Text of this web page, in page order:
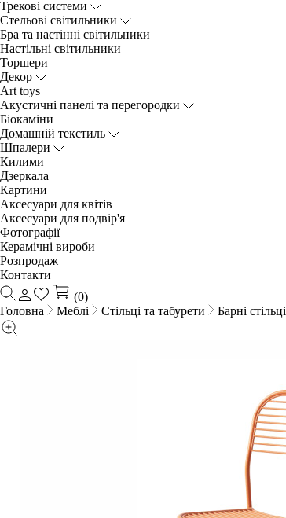
Трекові системи
Cтельові світильники
Бра та настінні світильники
Настільні світильники
Торшери
Декор
Art toys
Акустичні панелі та перегородки
Біокаміни
Домашній текстиль
Шпалери
Килими
Дзеркала
Картини
Аксесуари для квітів
Аксесуари для подвір'я
Фотографії
Керамічні вироби
Розпродаж
Контакти
(0)
Головна
Меблі Стільці та табурети Барні стільці